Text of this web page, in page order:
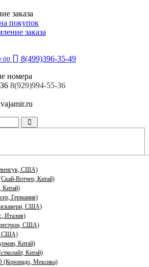
заказа
покупок
заказа
8(499)396-35-49
номера
8(929)994-55-36
США)
Вотчер, Китай)
Китай)
Германия)
США)
Италия)
США)
США)
Китай)
Китай)
(Коронадо, Мексика)